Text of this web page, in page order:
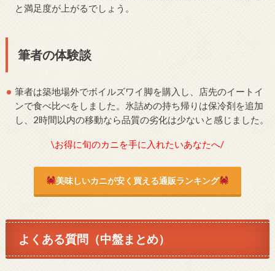
と満足度が上がるでしょう。
筆者の体験談
筆者は築地場外でボイルズワイ脚を購入し、店先のイートイ
ンで食べ比べをしました。氷詰めの持ち帰りは保冷剤を追加
し、2時間以内の移動なら品質の劣化は少ないと感じました。
\お得に旬のカニを手に入れたいあなたへ/
美味しいカニが安く買える通販ランキング
よくある質問（中盤まとめ）